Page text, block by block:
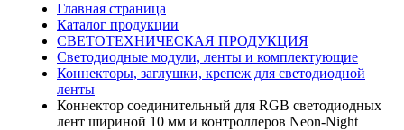
Главная страница
Каталог продукции
СВЕТОТЕХНИЧЕСКАЯ ПРОДУКЦИЯ
Светодиодные модули, ленты и комплектующие
Коннекторы, заглушки, крепеж для светодиодной
ленты
Коннектор соединительный для RGB светодиодных
лент шириной 10 мм и контроллеров Neon-Night